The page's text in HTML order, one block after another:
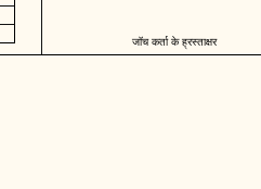
जॉच कर्ता के ह्रस्ताक्षर